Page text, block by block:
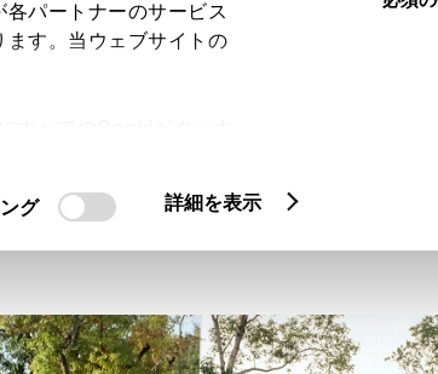
パートナーのサービス
す。当ウェブサイトの
グ 詳細を表示
談する お役立ち情報・制